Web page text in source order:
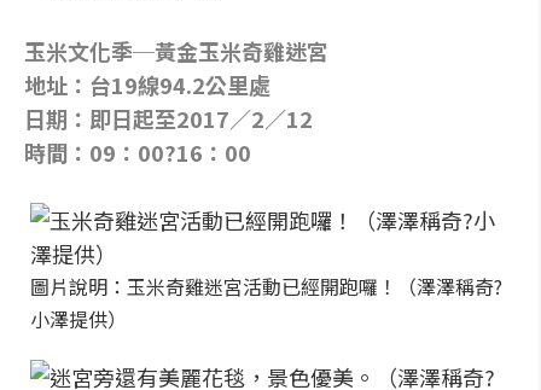
玉米文化季─黃金玉米奇雞迷宮
地址：台19線94.2公里處
日期：即日起至2017／2／12
時間：09：00?16：00
圖片說明：玉米奇雞迷宮活動已經開跑囉！（澤澤稱奇?
小澤提供）